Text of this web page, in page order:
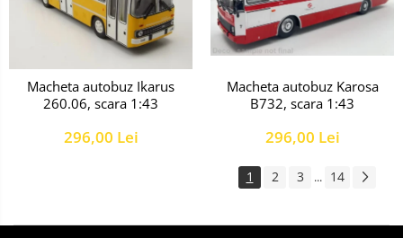
Macheta autobuz Ikarus
260.06, scara 1:43
296,00 Lei
Macheta autobuz Karosa
B732, scara 1:43
296,00 Lei
1 2 3 ... 14